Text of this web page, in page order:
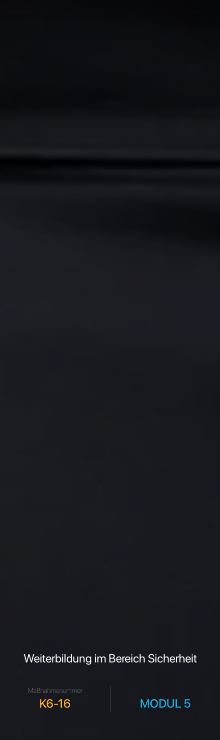
Weiterbildung im Bereich Sicherheit
Maßnahmenummer
K6-16 MODUL 5